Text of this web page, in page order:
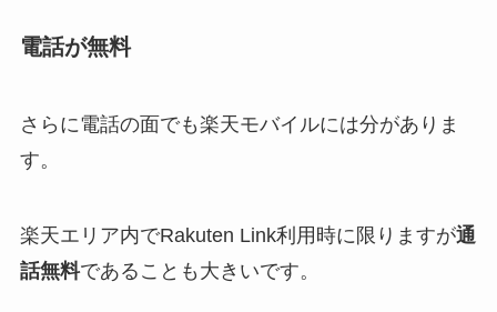
電話が無料
さらに電話の面でも楽天モバイルには分がありま
す。
楽天エリア内でRakuten Link利用時に限りますが通
話無料であることも大きいです。